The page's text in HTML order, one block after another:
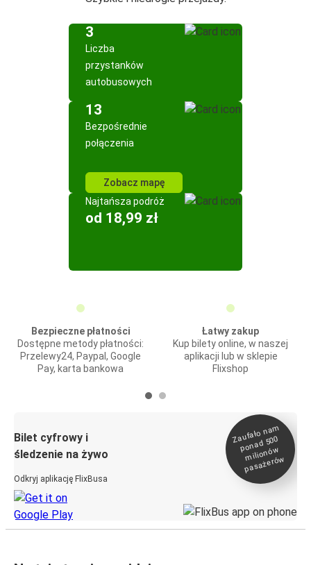
3
Liczba
przystanków
autobusowych
13
Bezpośrednie
połączenia
Zobacz mapę
Najtańsza podróż
od 18,99 zł
Bezpieczne płatności
Dostępne metody płatności:
Przelewy24, Paypal, Google
Pay, karta bankowa
Łatwy zakup
Kup bilety online, w naszej
aplikacji lub w sklepie
Flixshop
Bilet cyfrowy i
śledzenie na żywo
Odkryj aplikację FlixBusa
Zaufało na
m
ponad 500
milionó
w
pasażeró
w